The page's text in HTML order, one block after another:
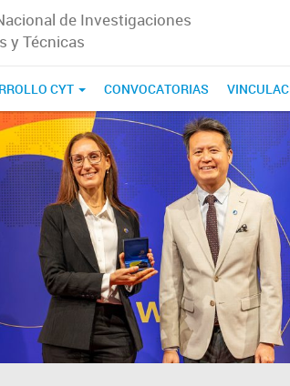
de Investigaciones
y Técnicas
CYT CONVOCATORIAS